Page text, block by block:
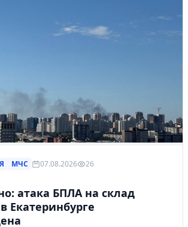
МЧС 07.08.2026 26
атака БПЛА на склад
Екатеринбурге